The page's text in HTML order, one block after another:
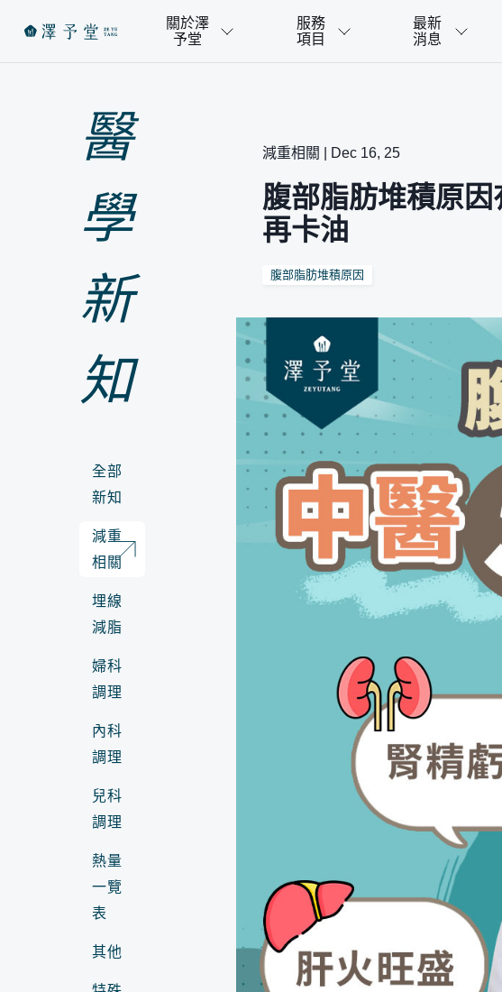
關於澤
予堂
服務
項目
最新
消息
醫
學
新
知
全部
新知
減重
相關
埋線
減脂
婦科
調理
內科
調理
兒科
調理
熱量
一覽
表
其他
減重相關 | Dec 16, 25
腹部脂肪堆積原
再卡油
腹部脂肪堆積原因